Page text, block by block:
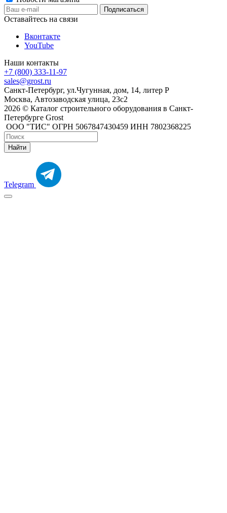
Оставайтесь на связи
Вконтакте
YouTube
Наши контакты
+7 (800) 333-11-97
sales@grost.ru
Санкт-Петербург, ул.Чугунная, дом, 14, литер Р
Москва, Автозаводская улица, 23с2
2026 © Каталог строительного оборудования в Санкт-
Петербурге Grost
ООО "ТИС" ОГРН 5067847430459 ИНН 7802368225
Найти
Telegram